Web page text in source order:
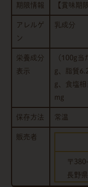
期限情報 【賞味期
アレルゲ
ン
乳成分
栄養成分
表示
（100g
g、脂質
g、食塩
mg
保存方法 常温
販売者
〒
長野